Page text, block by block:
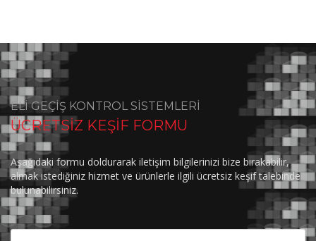
ELİ GEÇİŞ KONTROL SİSTEMLERİ
ÜCRETSİZ KEŞİF FORMU
Aşağıdaki formu doldurarak iletişim bilgilerinizi bize bırakabilir,
almak istediğiniz hizmet ve ürünlerle ilgili ücretsiz keşif talebinde
bulunabilirsiniz.